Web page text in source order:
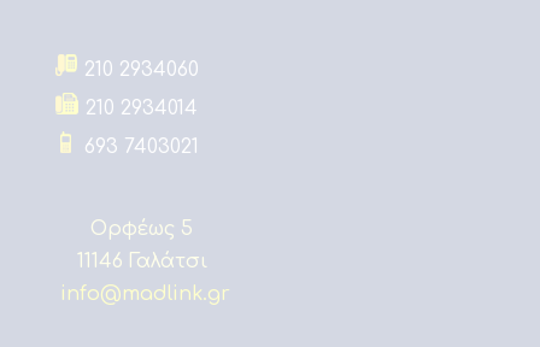
210 2934060
210 2934014
693 7403021
Ορφέως 5
11146 Γαλάτσι
info@madlink.gr